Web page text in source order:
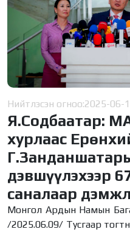
Нийтлэсэн огноо:2025-06-
Я.Содбаатар:
хурлаас
дэвшүүлэхээр
саналаар
Монгол Ардын Намын Бага
/2025.06.09/ Тусгаар